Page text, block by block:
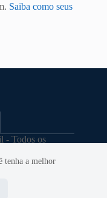
tenha a melhor
Saiba como seus
- Todos os
por